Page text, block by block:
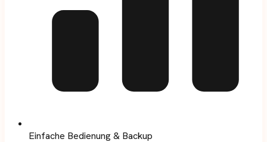
Einfache Bedienung & Backup